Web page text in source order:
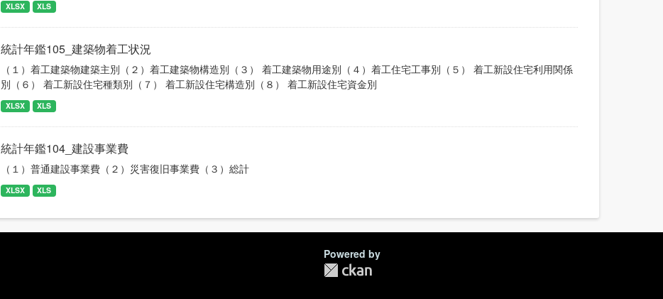
XLSX XLS
統計年鑑105_建築物着工状況
（１）着工建築物建築主別（２）着工建築物構造別（３） 着工建築物用途別（４）着工住宅工事別（５） 着工新設住宅利用関係
別（６） 着工新設住宅種類別（７） 着工新設住宅構造別（８） 着工新設住宅資金別
XLSX XLS
統計年鑑104_建設事業費
（１）普通建設事業費（２）災害復旧事業費（３）総計
XLSX XLS
Powered by